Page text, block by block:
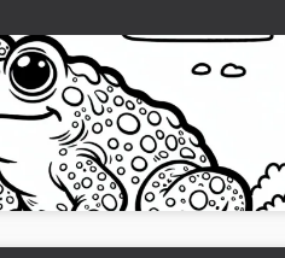
på sten: Enkelt målarblad
av en stor padda på en sten.
sätt färg på spelet!...